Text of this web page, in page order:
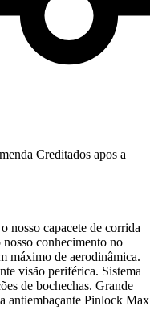
Creditados apos a
nosso capacete de corrida
conhecimento no
máximo de aerodinâmica.
visão periférica. Sistema
de bochechas. Grande
antiembaçante Pinlock Max